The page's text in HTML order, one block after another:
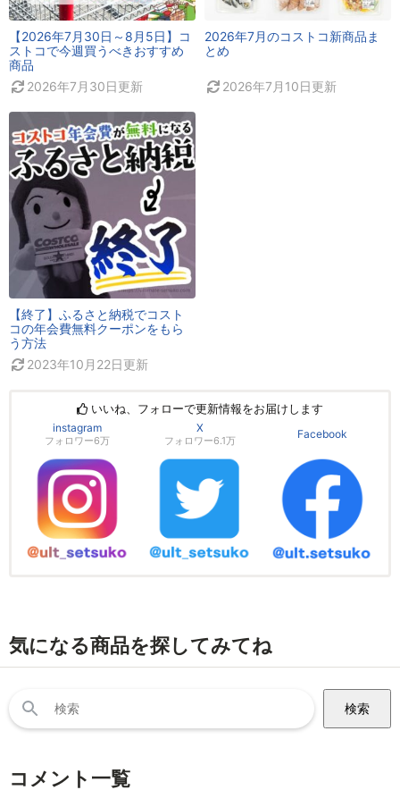
【2026年7月30日～8月5日】コ
ストコで今週買うべきおすすめ
商品
2026年7月30日更新
2026年7月のコストコ新商品ま
とめ
2026年7月10日更新
【終了】ふるさと納税でコスト
コの年会費無料クーポンをもら
う方法
2023年10月22日更新
いいね、フォローで更新情報をお届けします
instagram
フォロワー6万
X
フォロワー6.1万
Facebook
気になる商品を探してみてね
索:
コメント一覧